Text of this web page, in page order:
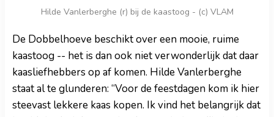
Hilde Vanlerberghe (r) bij de kaastoog - (c) VLAM
De Dobbelhoeve beschikt over een mooie, ruime
kaastoog -- het is dan ook niet verwonderlijk dat daar
kaasliefhebbers op af komen. Hilde Vanlerberghe
staat al te glunderen: “Voor de feestdagen kom ik hier
steevast lekkere kaas kopen. Ik vind het belangrijk dat